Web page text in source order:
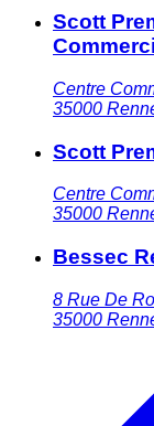
Scott
Centre
35000
Scott
Centre
35000
Bessec
8 Rue De
35000